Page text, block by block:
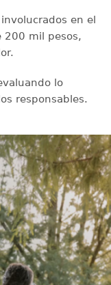
en el
200 mil pesos,
lo
responsables.